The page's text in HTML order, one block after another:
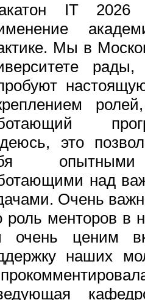
IT
Мы в
это
опытными
над
Очень
роль менторов в
очень ценим
наших